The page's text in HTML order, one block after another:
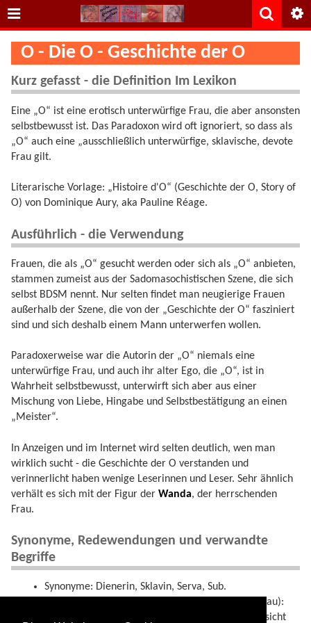
O - Die O - Geschichte der O
Kurz gefasst - die Definition Im Lexikon
Eine „O“ ist eine erotisch unterwürfige Frau, die aber ansonsten
selbstbewusst ist. Das Paradoxon wird oft ignoriert, so dass als
„O“ auch eine „ausschließlich unterwürfige, sklavische, devote
Frau gilt.
Literarische Vorlage: „Histoire d'O“ (Geschichte der O, Story of
O) von Dominique Aury, aka Pauline Réage.
Ausführlich - die Verwendung
Frauen, die als „O“ gesucht werden oder sich als „O“ anbieten,
stammen zumeist aus der Sadomasochistischen Szene, die sich
selbst BDSM nennt. Nur selten findet man neugierige Frauen
außerhalb der Szene, die von der „Geschichte der O“ fasziniert
sind und sich deshalb einem Mann unterwerfen wollen.
Paradoxerweise war die Autorin der „O“ niemals eine
unterwürfige Frau, und auch ihr alter Ego, die „O“, ist in
Wahrheit selbstbewusst, unterwirft sich aber aus einer
Mischung von Liebe, Hingabe und Selbstbestätigung an einen
„Meister“.
In Anzeigen und im Internet wird selten deutlich, wen man
wirklich sucht - die Geschichte der O verstanden und
verinnerlicht haben wenige Leserinnen und Leser. Sehr ähnlich
verhält es sich mit der Figur der Wanda, der herrschenden
Frau.
Synonyme, Redewendungen und verwandte
Begriffe
Synonyme: Dienerin, Sklavin, Serva, Sub.
Beispiel: (Szenenmann sucht weitgehend naive Frau):
Suche einer sehr devote O - willst du in jeder Hinsicht